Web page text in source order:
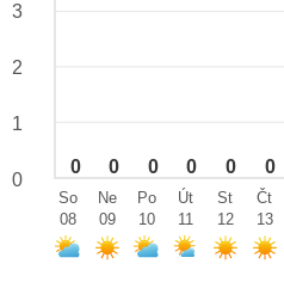
0 0 0 0 0 0
3
2
1
0
So
08
Ne
09
Po
10
Út
11
St
12
Čt
13